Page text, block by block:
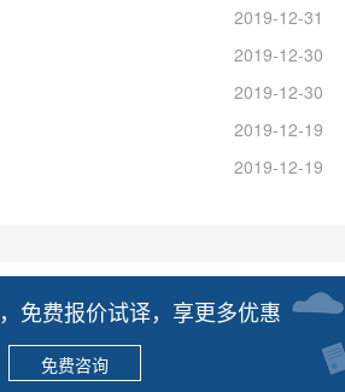
2019-12-31
2019-12-30
2019-12-30
2019-12-19
2019-12-19
免费报价试译，享更多优惠
免费咨询